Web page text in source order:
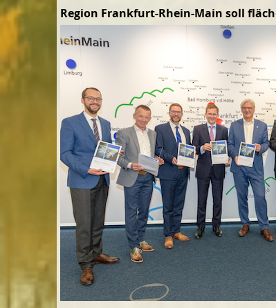
Region Frankfurt-Rhein-Main soll